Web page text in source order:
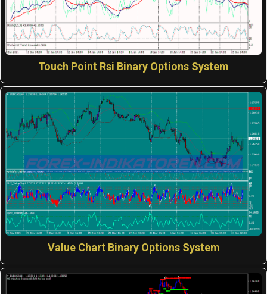
Touch Point Rsi Binary Options System
Value Chart Binary Options System